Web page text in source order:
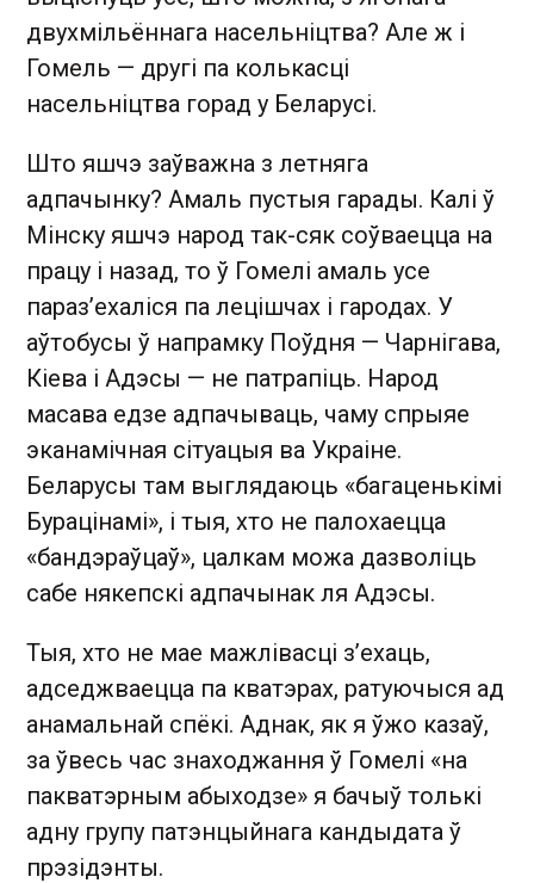
двухмільённага насельніцтва? Але ж і
Гомель — другі па колькасці
насельніцтва горад у Беларусі.
Што яшчэ заўважна з летняга
адпачынку? Амаль пустыя гарады. Калі ў
Мінску яшчэ народ так-сяк соўваецца на
працу і назад, то ў Гомелі амаль усе
параз’ехаліся па лецішчах і гародах. У
аўтобусы ў напрамку Поўдня — Чарнігава,
Кіева і Адэсы — не патрапіць. Народ
масава едзе адпачываць, чаму спрыяе
эканамічная сітуацыя ва Украіне.
Беларусы там выглядаюць «багаценькімі
Бурацінамі», і тыя, хто не палохаецца
«бандэраўцаў», цалкам можа дазволіць
сабе някепскі адпачынак ля Адэсы.
Тыя, хто не мае мажлівасці з’ехаць,
адседжваецца па кватэрах, ратуючыся ад
анамальнай спёкі. Аднак, як я ўжо казаў,
за ўвесь час знаходжання ў Гомелі «на
пакватэрным абыходзе» я бачыў толькі
адну групу патэнцыйнага кандыдата ў
прэзідэнты.